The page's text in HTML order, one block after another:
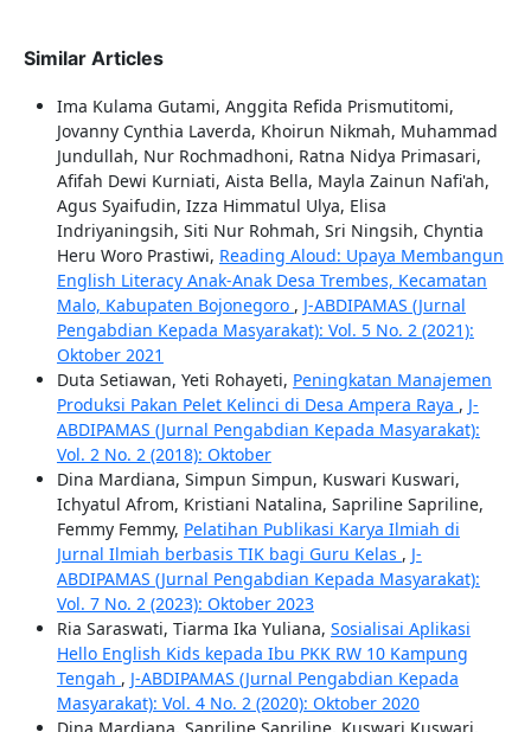
Similar Articles
Ima Kulama Gutami, Anggita Refida Prismutitomi,
Jovanny Cynthia Laverda, Khoirun Nikmah, Muhammad
Jundullah, Nur Rochmadhoni, Ratna Nidya Primasari,
Afifah Dewi Kurniati, Aista Bella, Mayla Zainun Nafi'ah,
Agus Syaifudin, Izza Himmatul Ulya, Elisa
Indriyaningsih, Siti Nur Rohmah, Sri Ningsih, Chyntia
Heru Woro Prastiwi, Reading Aloud: Upaya Membangun
English Literacy Anak-Anak Desa Trembes, Kecamatan
Malo, Kabupaten Bojonegoro , J-ABDIPAMAS (Jurnal
Pengabdian Kepada Masyarakat): Vol. 5 No. 2 (2021):
Oktober 2021
Duta Setiawan, Yeti Rohayeti, Peningkatan Manajemen
Produksi Pakan Pelet Kelinci di Desa Ampera Raya , J-
ABDIPAMAS (Jurnal Pengabdian Kepada Masyarakat):
Vol. 2 No. 2 (2018): Oktober
Dina Mardiana, Simpun Simpun, Kuswari Kuswari,
Ichyatul Afrom, Kristiani Natalina, Sapriline Sapriline,
Femmy Femmy, Pelatihan Publikasi Karya Ilmiah di
Jurnal Ilmiah berbasis TIK bagi Guru Kelas , J-
ABDIPAMAS (Jurnal Pengabdian Kepada Masyarakat):
Vol. 7 No. 2 (2023): Oktober 2023
Ria Saraswati, Tiarma Ika Yuliana, Sosialisai Aplikasi
Hello English Kids kepada Ibu PKK RW 10 Kampung
Tengah , J-ABDIPAMAS (Jurnal Pengabdian Kepada
Masyarakat): Vol. 4 No. 2 (2020): Oktober 2020